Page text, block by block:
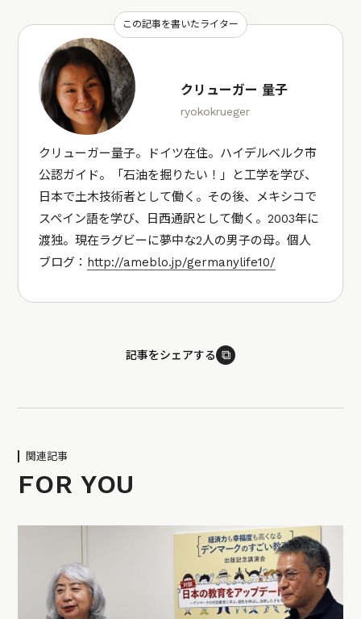
この記事を書いたライター
クリューガー 量子
ryokokrueger
クリューガー量子。ドイツ在住。ハイデルベルク市
公認ガイド。「石油を掘りたい！」と工学を学び、
日本で土木技術者として働く。その後、メキシコで
スペイン語を学び、日西通訳として働く。2003年に
渡独。現在ラグビーに夢中な2人の男子の母。個人
ブログ： http://ameblo.jp/germanylife10/
記事をシェアする ⧉
関連記事
FOR YOU